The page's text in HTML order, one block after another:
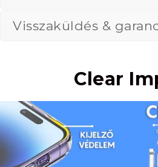
Visszaküldés &
Clear